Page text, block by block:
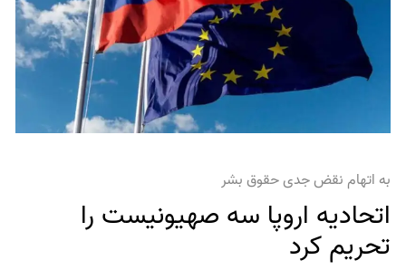
به اتهام نقض جدی حقوق بشر
اتحادیه اروپا سه صهیونیست را
تحریم کرد